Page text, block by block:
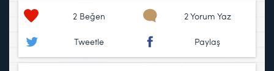
2 Beğen 2 Yorum Yaz
Tweetle Paylaş